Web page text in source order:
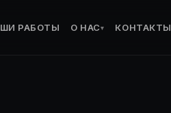
РАБОТЫ О НАС▾ КОНТАКТЫ